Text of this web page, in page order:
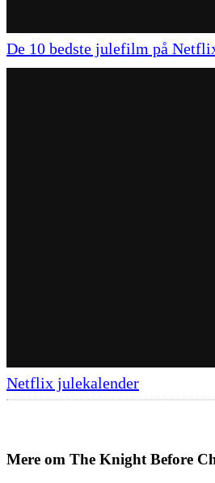
De 10 bedste julefilm på
Netflix julekalender
Mere om The Knight Before